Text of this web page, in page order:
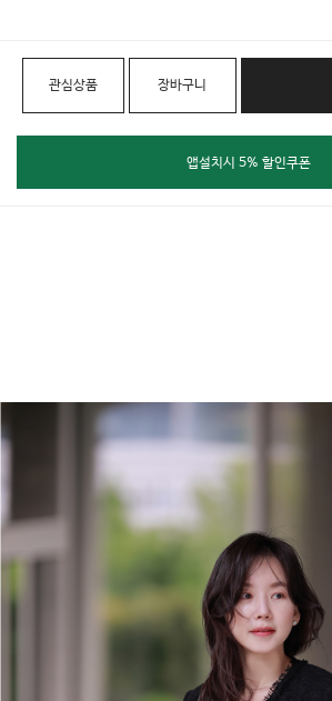
관심상품 장바구니